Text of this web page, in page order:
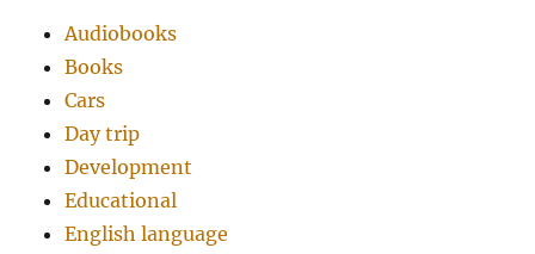
Audiobooks
Books
Cars
Day trip
Development
Educational
English language